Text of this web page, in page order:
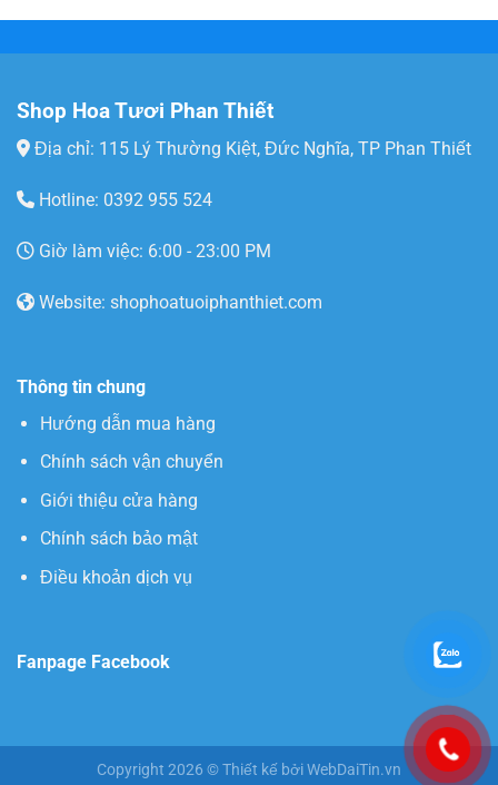
Shop Hoa Tươi Phan Thiết
Địa chỉ: 115 Lý Thường Kiệt, Đức Nghĩa, TP Phan Thiết
Hotline: 0392 955 524
Giờ làm việc: 6:00 - 23:00 PM
Website: shophoatuoiphanthiet.com
Thông tin chung
Hướng dẫn mua hàng
Chính sách vận chuyển
Giới thiệu cửa hàng
Chính sách bảo mật
Điều khoản dịch vụ
Fanpage Facebook
Copyright 2026 © Thiết kế bởi WebDaiTin.vn